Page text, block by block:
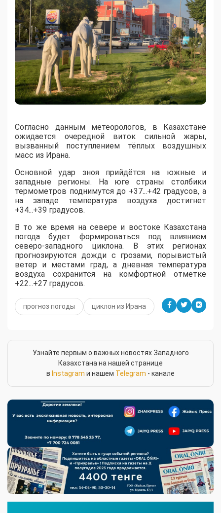
Согласно данным метеорологов, в Казахстане
ожидается очередной виток сильной жары,
вызванный поступлением тёплых воздушных
масс из Ирана.
​Основной удар зноя прийдётся на южные и
западные регионы. На юге страны столбики
термометров поднимутся до +37...+42 градусов, а
на западе температура воздуха достигнет
+34...+39 градусов.
​В то же время на севере и востоке Казахстана
погода будет формироваться под влиянием
северо-западного циклона. В этих регионах
прогнозируются дожди с грозами, порывистый
ветер и местами град, а дневная температура
воздуха сохранится на комфортной отметке
+22...+27 градусов.
прогноз погоды циклон из Ирана
Узнайте первым о важных новостях Западного
Казахстана на нашей странице
в Instagram и нашем Telegram - канале